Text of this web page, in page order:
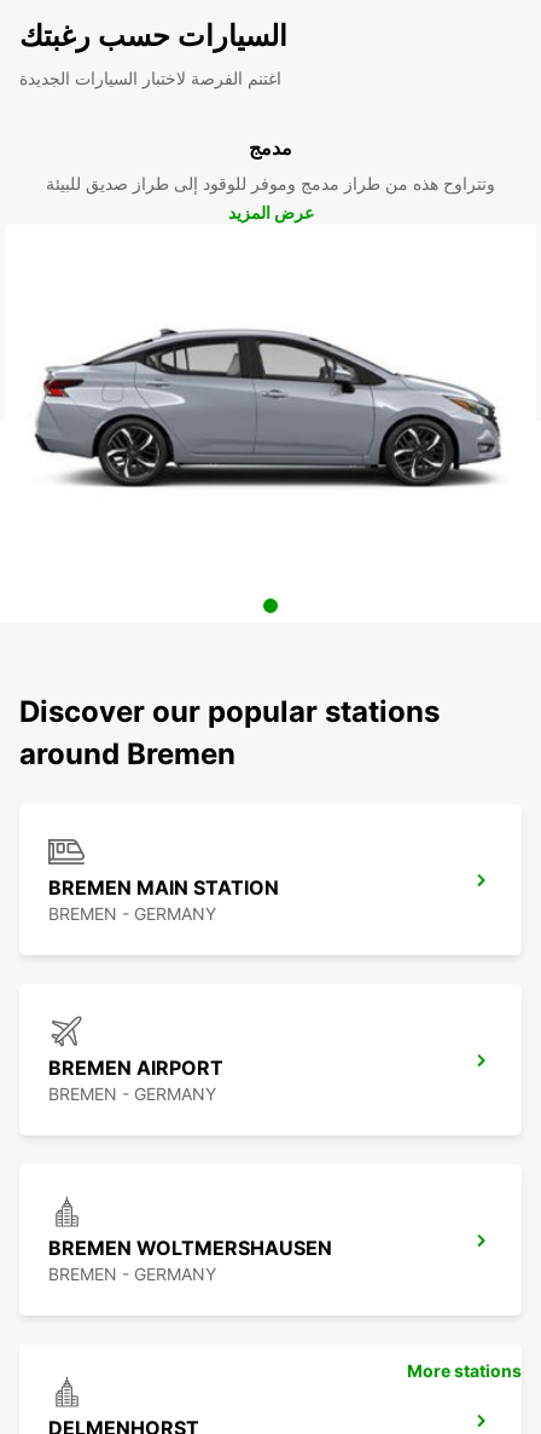
السيارات حسب رغبتك
اغتنم الفرصة لاختبار السيارات الجديدة
مدمج
وتتراوح هذه من طراز مدمج وموفر للوقود إلى طراز صديق للبيئة
عرض المزيد
Discover our popular stations
around Bremen
BREMEN MAIN STATION
BREMEN - GERMANY
BREMEN AIRPORT
BREMEN - GERMANY
BREMEN WOLTMERSHAUSEN
BREMEN - GERMANY
DELMENHORST
More stations